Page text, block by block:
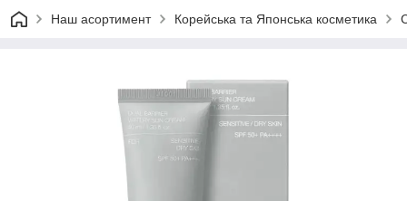
Наш асортимент Корейська та Японська косметика